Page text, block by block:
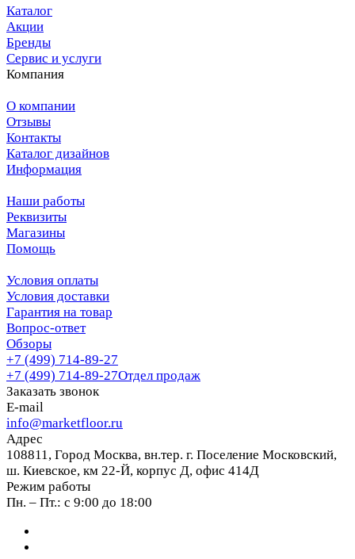
Каталог
Акции
Бренды
Сервис и услуги
Компания
О компании
Отзывы
Контакты
Каталог дизайнов
Информация
Наши работы
Реквизиты
Магазины
Помощь
Условия оплаты
Условия доставки
Гарантия на товар
Вопрос-ответ
Обзоры
+7 (499) 714-89-27
+7 (499) 714-89-27Отдел продаж
Заказать звонок
E-mail
info@marketfloor.ru
Адрес
108811, Город Москва, вн.тер. г. Поселение Московский,
ш. Киевское, км 22-Й, корпус Д, офис 414Д
Режим работы
Пн. – Пт.: с 9:00 до 18:00